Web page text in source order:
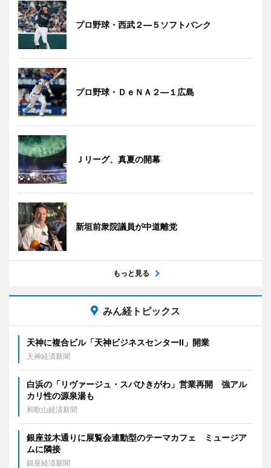
プロ野球・西武２―５ソフトバンク
プロ野球・ＤｅＮＡ２―１広島
Ｊリーグ、真夏の開幕
新垣前衆院議員が中道離党
もっと見る
みん経トピックス
天神に複合ビル「天神ビジネスセンターII」開業
天神経済新聞
白浜の「リヴァージュ・スパひきがわ」営業再開 強アル
カリ性の源泉湯も
和歌山経済新聞
銀座並木通りに展覧会連動型のテーマカフェ ミュージア
ムに隣接
銀座経済新聞